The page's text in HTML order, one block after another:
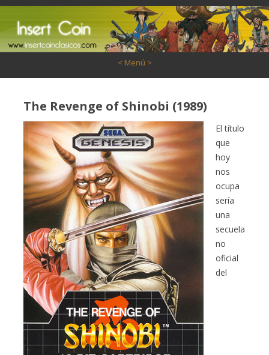
< Menú >
The Revenge of Shinobi (1989)
El título
que
hoy
nos
ocupa
sería
una
secuela
no
oficial
del